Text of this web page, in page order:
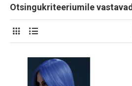
Otsingukriteeriumile